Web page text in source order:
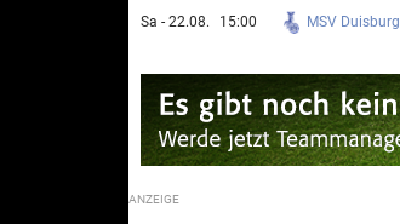
Sa - 22.08. 15:00 MSV Duisburg